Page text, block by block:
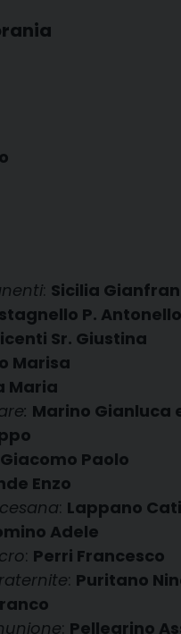
: Sicilia
P.
Sr. Giustina
Marisa
Maria
Marino Gianluca
Paolo
Enzo
: Lappano
Adele
: Perri Francesco
: Puritano
: Pellegrino